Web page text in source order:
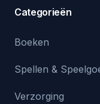
Categorieën
Boeken
Spellen &
Verzorging